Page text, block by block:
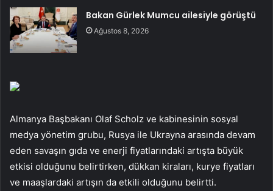
Bakan Gürlek Mumcu ailesiyle görüştü
Ağustos 8, 2026
Almanya Başbakanı Olaf Scholz ve kabinesinin sosyal
medya yönetim grubu, Rusya ile Ukrayna arasında devam
eden savaşın gıda ve enerji fiyatlarındaki artışta büyük
etkisi olduğunu belirtirken, dükkan kiraları, kurye fiyatları
ve maaşlardaki artışın da etkili olduğunu belirtti.